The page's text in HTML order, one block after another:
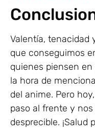
Valentía, tenacidad
que conseguimos
quienes piensen
la hora de
del anime. Pero
paso al frente y
desprecible. ¡Salud